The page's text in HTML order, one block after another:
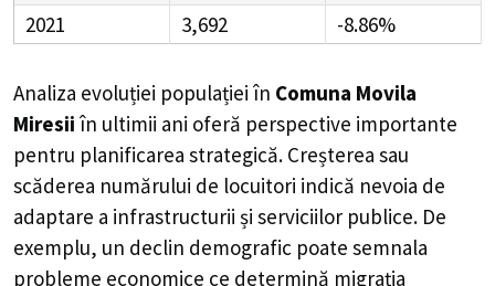
2021
3,692 -8.86%
Analiza evoluției populației în Comuna Movila
Miresii în ultimii ani oferă perspective importante
pentru planificarea strategică. Creșterea sau
scăderea numărului de locuitori indică nevoia de
adaptare a infrastructurii și serviciilor publice. De
exemplu, un declin demografic poate semnala
probleme economice ce determină migrația